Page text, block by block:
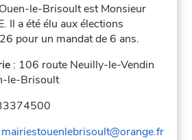
le-Brisoult est Monsieur
Il a été élu aux élections
pour un mandat de 6 ans.
: 106 route Neuilly-le-Vendin
le-Brisoult
mairiestouenlebrisoult@orange.fr